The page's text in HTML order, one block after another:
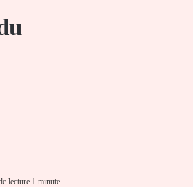
lecture 1 minute